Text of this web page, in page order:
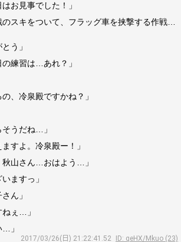
お見事でした！」
スキをついて、フラッグ車を挟撃する作戦…
う」
練習は…あれ？」
、冷泉殿ですかね？」
うだね…」
すよ。冷泉殿ー！」
山さん…おはよう…」
ますっ」
ん」
ぇ…」
」
2017/03/26(日) 21:22:41.52 ID: qeHX/Mkuo (23)